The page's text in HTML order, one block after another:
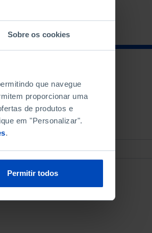
Sobre os cookies
que navegue
proporcionar uma
de produtos e
em "Personalizar".
.
Permitir todos
ORDENAR POR